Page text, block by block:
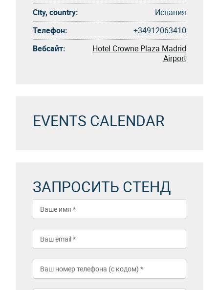
City, country:
Испания
Телефон:
+34912063410
Вебсайт:
Hotel Crowne Plaza Madrid
Airport
EVENTS CALENDAR
ЗАПРОСИТЬ СТЕНД